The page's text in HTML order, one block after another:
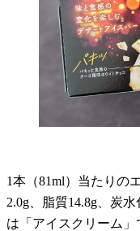
1本（81ml）当たりの
2.0g、脂質14.8g、炭
は「アイスクリーム」